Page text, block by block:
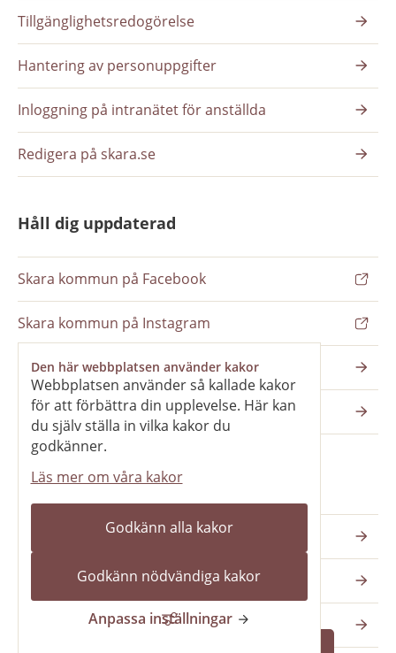
Den här webbplatsen använder kakor
Webbplatsen använder så kallade kakor
för att förbättra din upplevelse. Här kan
du själv ställa in vilka kakor du
godkänner.
Läs mer om våra kakor
Godkänn alla kakor
Godkänn nödvändiga kakor
Anpassa inställningar
Tillgänglighetsredogörelse
Hantering av personuppgifter
Inloggning på intranätet för anställda
Redigera på skara.se
Håll dig uppdaterad
Skara kommun på Facebook
Skara kommun på Instagram
Nyhetsbrev
Pressrum
Våra webbplatser
Katedralskolan
Vilans fritidsområde
Skara kommun